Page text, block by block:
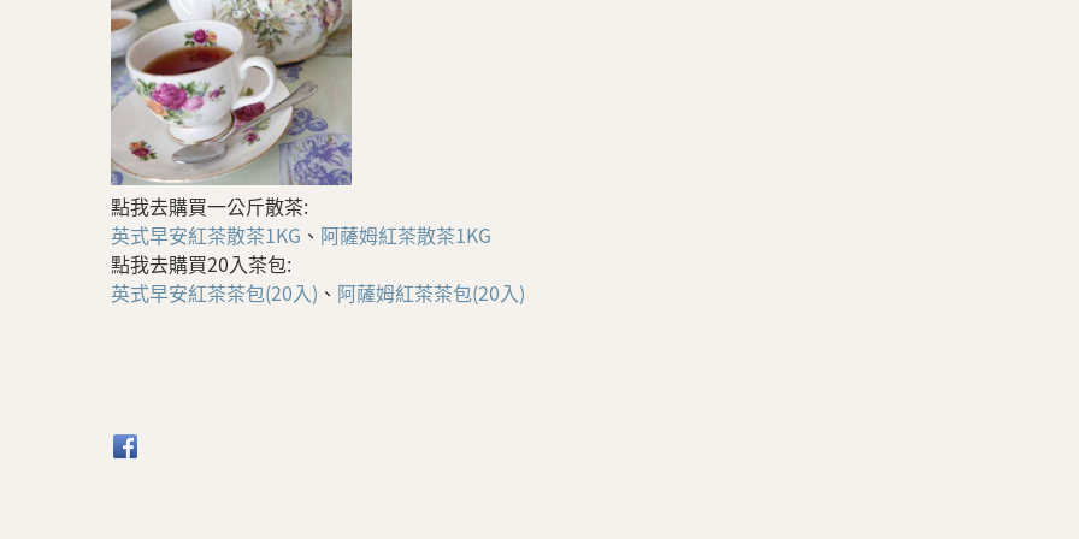
點我去購買一公斤散茶:
英式早安紅茶散茶1KG 、 阿薩姆紅茶散茶1KG
點我去購買20入茶包:
英式早安紅茶茶包(20入) 、 阿薩姆紅茶茶包(20入)